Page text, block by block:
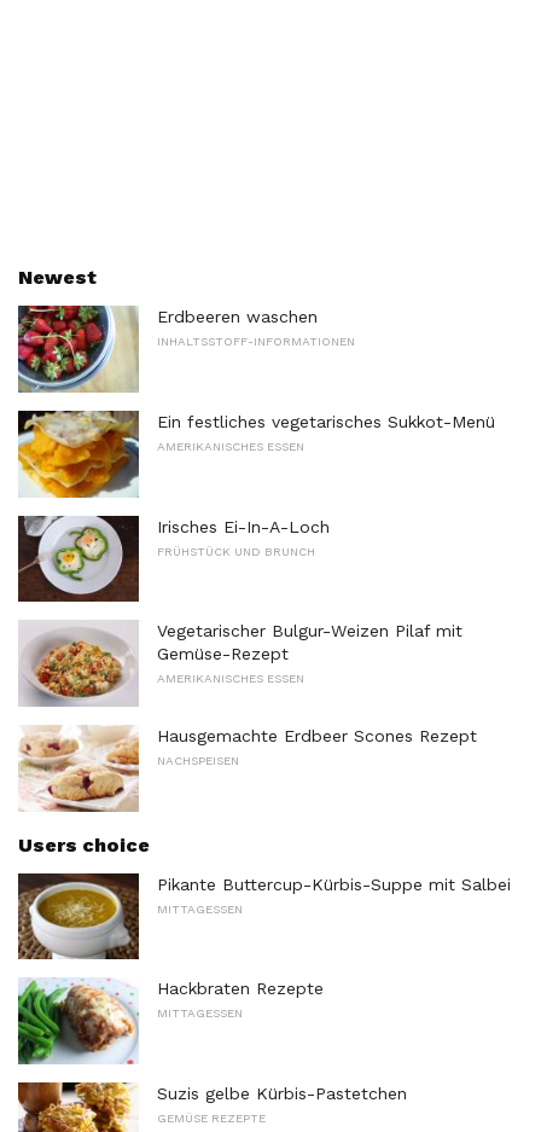
Newest
Erdbeeren waschen
INHALTSSTOFF-INFORMATIONEN
Ein festliches vegetarisches Sukkot-Menü
AMERIKANISCHES ESSEN
Irisches Ei-In-A-Loch
FRÜHSTÜCK UND BRUNCH
Vegetarischer Bulgur-Weizen Pilaf mit
Gemüse-Rezept
AMERIKANISCHES ESSEN
Hausgemachte Erdbeer Scones Rezept
NACHSPEISEN
Users choice
Pikante Buttercup-Kürbis-Suppe mit Salbei
MITTAGESSEN
Hackbraten Rezepte
MITTAGESSEN
Suzis gelbe Kürbis-Pastetchen
GEMÜSE REZEPTE